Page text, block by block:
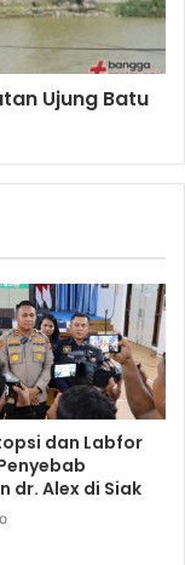
Ujung Batu
dan Labfor
dr. Alex di Siak